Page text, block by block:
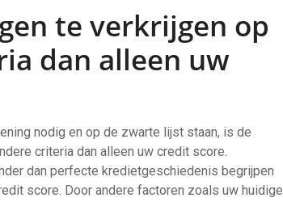
te verkrijgen op
dan alleen uw
nodig en op de zwarte lijst staan, is de
criteria dan alleen uw credit score.
dan perfecte kredietgeschiedenis begrijpen
score. Door andere factoren zoals uw huidige